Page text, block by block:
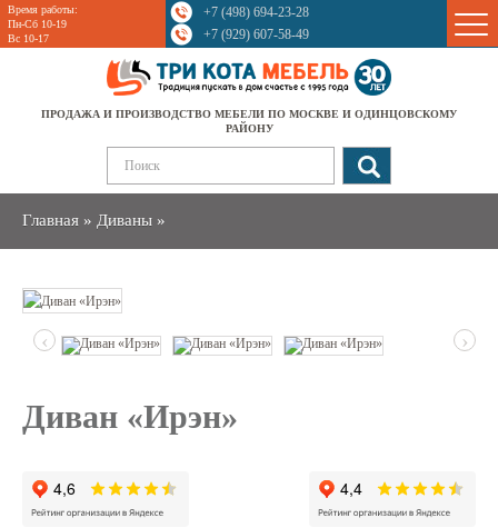
Время работы:
Пн-Сб 10-19
Вс 10-17
+7 (498) 694-23-28
+7 (929) 607-58-49
ПРОДАЖА И ПРОИЗВОДСТВО МЕБЕЛИ ПО МОСКВЕ И ОДИНЦОВСКОМУ
РАЙОНУ
Главная » Диваны »
Sale
‹ ›
Диван «Ирэн»